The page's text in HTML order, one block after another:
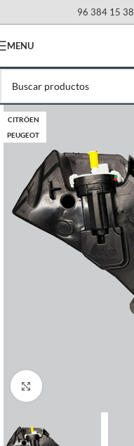
96 384 15 38
MENU
CITRÖEN
PEUGEOT
Click to enlarge